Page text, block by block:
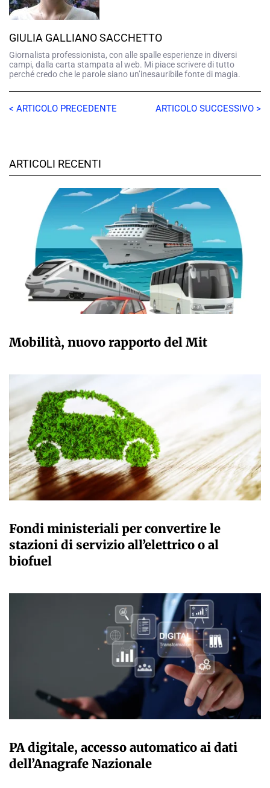
GIULIA GALLIANO SACCHETTO
Giornalista professionista, con alle spalle esperienze in diversi
campi, dalla carta stampata al web. Mi piace scrivere di tutto
perché credo che le parole siano un’inesauribile fonte di magia.
< ARTICOLO PRECEDENTE ARTICOLO SUCCESSIVO >
ARTICOLI RECENTI
Mobilità, nuovo rapporto del Mit
Fondi ministeriali per convertire le
stazioni di servizio all’elettrico o al
biofuel
PA digitale, accesso automatico ai dati
dell’Anagrafe Nazionale